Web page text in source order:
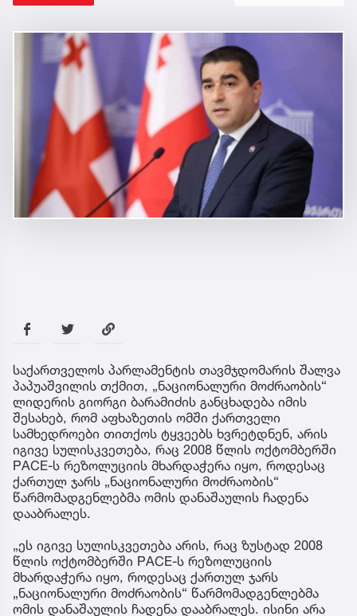
საქართველოს პარლამენტის თავმჯდომარის შალვა
პაპუაშვილის თქმით, „ნაციონალური მოძრაობის“
ლიდერის გიორგი ბარამიძის განცხადება იმის
შესახებ, რომ აფხაზეთის ომში ქართველი
სამხედროები თითქოს ტყვეებს ხვრეტდნენ, არის
იგივე სულისკვეთება, რაც 2008 წლის ოქტომბერში
PACE-ს რეზოლუციის მხარდაჭერა იყო, როდესაც
ქართულ ჯარს „ნაციონალური მოძრაობის“
წარმომადგენლებმა ომის დანაშაულის ჩადენა
დააბრალეს.
„ეს იგივე სულისკვეთება არის, რაც ზუსტად 2008
წლის ოქტომბერში PACE-ს რეზოლუციის
მხარდაჭერა იყო, როდესაც ქართულ ჯარს
„ნაციონალური მოძრაობის“ წარმომადგენლებმა
ომის დანაშაულის ჩადენა დააბრალეს. ისინი არა